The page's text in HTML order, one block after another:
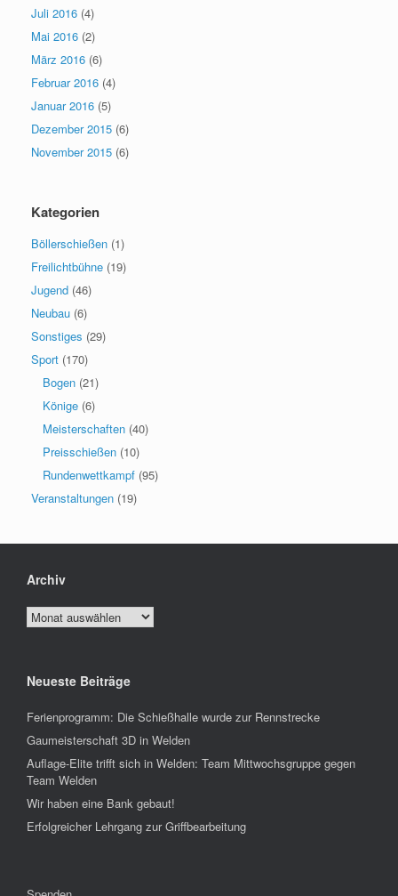
Juli 2016 (4)
Mai 2016 (2)
März 2016 (6)
Februar 2016 (4)
Januar 2016 (5)
Dezember 2015 (6)
November 2015 (6)
Kategorien
Böllerschießen (1)
Freilichtbühne (19)
Jugend (46)
Neubau (6)
Sonstiges (29)
Sport (170)
Bogen (21)
Könige (6)
Meisterschaften (40)
Preisschießen (10)
Rundenwettkampf (95)
Veranstaltungen (19)
Archiv
Archiv
Neueste Beiträge
Ferienprogramm: Die Schießhalle wurde zur Rennstrecke
Gaumeisterschaft 3D in Welden
Auflage-Elite trifft sich in Welden: Team Mittwochsgruppe gegen
Team Welden
Wir haben eine Bank gebaut!
Erfolgreicher Lehrgang zur Griffbearbeitung